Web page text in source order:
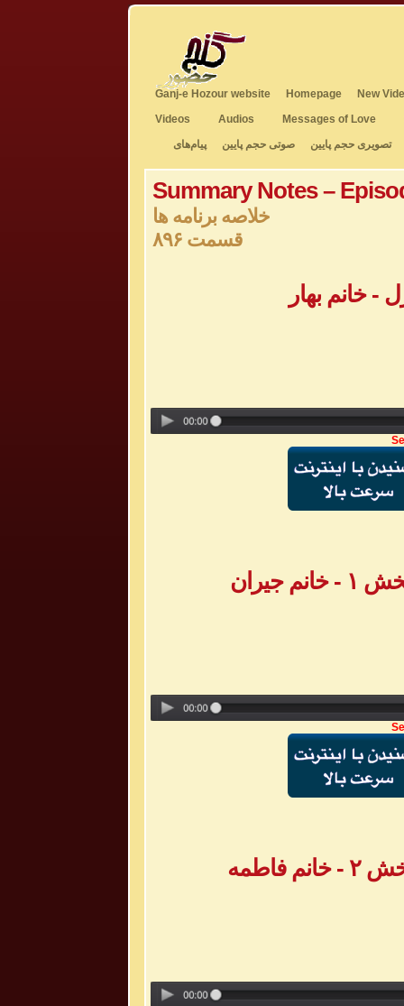
Ganj-e Hozour website Homepage New
Videos
Audios Messages of Love
تصویری حجم پایین صوتی حجم پایین
پیام‌های
Summary Notes –
خلاصه برنامه ها
قسمت ۸۹۶
خانم بهار